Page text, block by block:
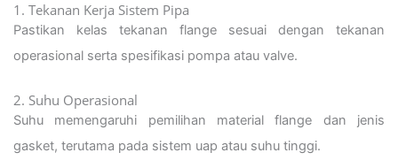
1. Tekanan Kerja Sistem Pipa
Pastikan kelas tekanan flange sesuai dengan tekanan
operasional serta spesifikasi pompa atau valve.
2. Suhu Operasional
Suhu memengaruhi pemilihan material flange dan jenis
gasket, terutama pada sistem uap atau suhu tinggi.